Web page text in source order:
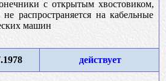
с открытым хвостовиком,
распространяется на кабельные
машин
действует